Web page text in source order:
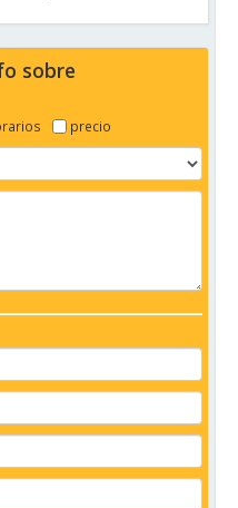
sobre
precio